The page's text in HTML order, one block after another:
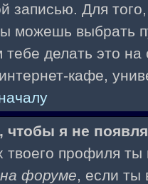
записью. Для
можешь выбрать
тебе делать это
кафе,
чтобы я не
твоего профиля
форуме, если